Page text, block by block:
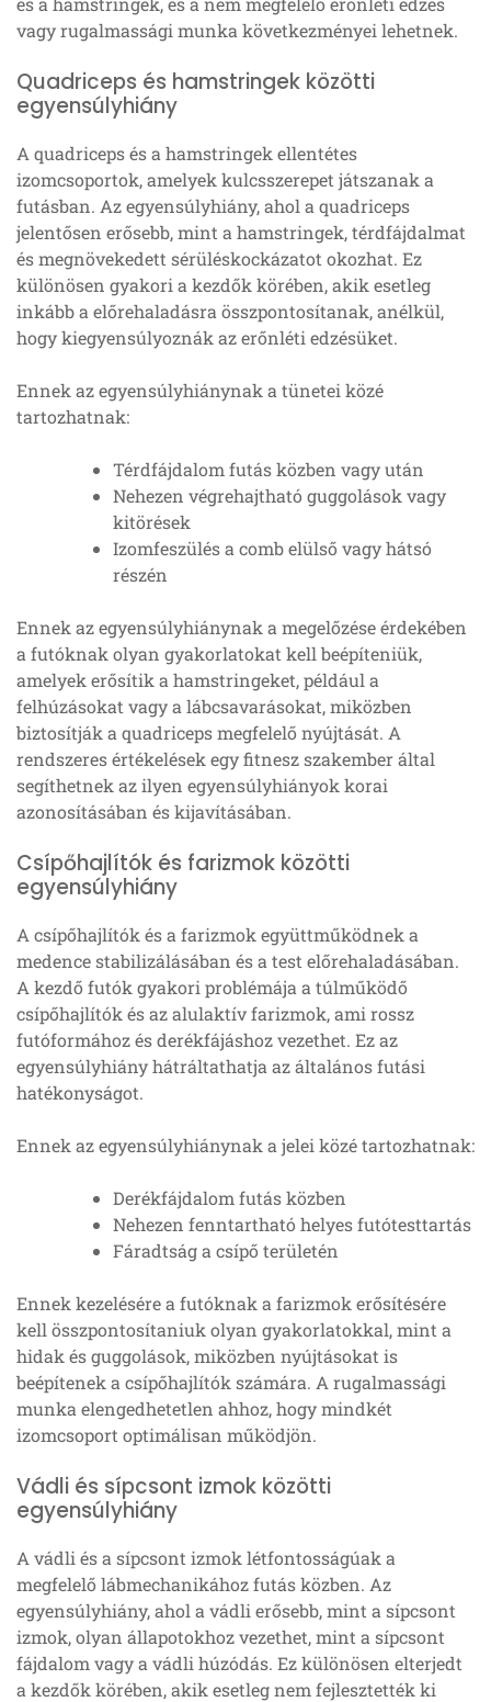
vagy rugalmassági munka következményei lehetnek.
Quadriceps és hamstringek közötti
egyensúlyhiány
A quadriceps és a hamstringek ellentétes
izomcsoportok, amelyek kulcsszerepet játszanak a
futásban. Az egyensúlyhiány, ahol a quadriceps
jelentősen erősebb, mint a hamstringek, térdfájdalmat
és megnövekedett sérüléskockázatot okozhat. Ez
különösen gyakori a kezdők körében, akik esetleg
inkább a előrehaladásra összpontosítanak, anélkül,
hogy kiegyensúlyoznák az erőnléti edzésüket.
Ennek az egyensúlyhiánynak a tünetei közé
tartozhatnak:
Térdfájdalom futás közben vagy után
Nehezen végrehajtható guggolások vagy
kitörések
Izomfeszülés a comb elülső vagy hátsó
részén
Ennek az egyensúlyhiánynak a megelőzése érdekében
a futóknak olyan gyakorlatokat kell beépíteniük,
amelyek erősítik a hamstringeket, például a
felhúzásokat vagy a lábcsavarásokat, miközben
biztosítják a quadriceps megfelelő nyújtását. A
rendszeres értékelések egy fitnesz szakember által
segíthetnek az ilyen egyensúlyhiányok korai
azonosításában és kijavításában.
Csípőhajlítók és farizmok közötti
egyensúlyhiány
A csípőhajlítók és a farizmok együttműködnek a
medence stabilizálásában és a test előrehaladásában.
A kezdő futók gyakori problémája a túlműködő
csípőhajlítók és az alulaktív farizmok, ami rossz
futóformához és derékfájáshoz vezethet. Ez az
egyensúlyhiány hátráltathatja az általános futási
hatékonyságot.
Ennek az egyensúlyhiánynak a jelei közé tartozhatnak:
Derékfájdalom futás közben
Nehezen fenntartható helyes futótesttartás
Fáradtság a csípő területén
Ennek kezelésére a futóknak a farizmok erősítésére
kell összpontosítaniuk olyan gyakorlatokkal, mint a
hidak és guggolások, miközben nyújtásokat is
beépítenek a csípőhajlítók számára. A rugalmassági
munka elengedhetetlen ahhoz, hogy mindkét
izomcsoport optimálisan működjön.
Vádli és sípcsont izmok közötti
egyensúlyhiány
A vádli és a sípcsont izmok létfontosságúak a
megfelelő lábmechanikához futás közben. Az
egyensúlyhiány, ahol a vádli erősebb, mint a sípcsont
izmok, olyan állapotokhoz vezethet, mint a sípcsont
fájdalom vagy a vádli húzódás. Ez különösen elterjedt
a kezdők körében, akik esetleg nem fejlesztették ki